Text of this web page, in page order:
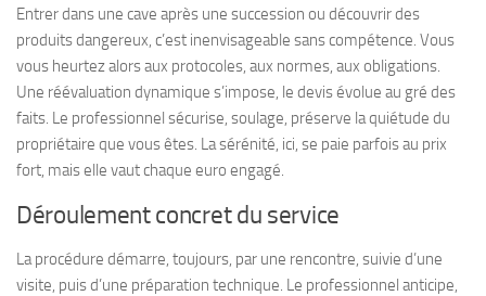
Entrer dans une cave après une succession ou découvrir des
produits dangereux, c’est inenvisageable sans compétence. Vous
vous heurtez alors aux protocoles, aux normes, aux obligations.
Une réévaluation dynamique s’impose, le devis évolue au gré des
faits. Le professionnel sécurise, soulage, préserve la quiétude du
propriétaire que vous êtes. La sérénité, ici, se paie parfois au prix
fort, mais elle vaut chaque euro engagé.
Déroulement concret du service
La procédure démarre, toujours, par une rencontre, suivie d’une
visite, puis d’une préparation technique. Le professionnel anticipe,